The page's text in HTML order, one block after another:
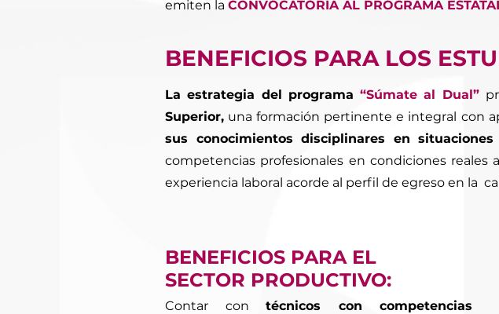
emiten la CONVOCATORIA AL PROGRAMA
BENEFICIOS PARA LOS
La estrategia del programa“Súmate al Dual”
Superior, una formación pertinente e integral con
sus conocimientos disciplinares en
competencias profesionales en condiciones
experiencia laboral acorde al perfil de egreso en la
BENEFICIOS PARA EL
SECTOR PRODUCTIVO:
Contar con técnicos con competencias